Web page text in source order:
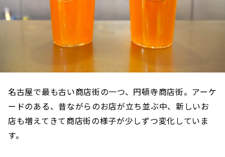
名古屋で最も古い商店街の一つ、円頓寺商店街。アーケ
ードのある、昔ながらのお店が立ち並ぶ中、新しいお
店も増えてきて商店街の様子が少しずつ変化していま
す。